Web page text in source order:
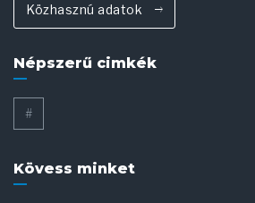
Közhasznú adatok
Népszerű cimkék
#
Kövess minket